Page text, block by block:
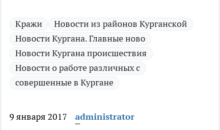
Кражи
Новости из районов Курганской
Новости Кургана. Главные ново
Новости Кургана происшествия
Новости о работе различных с
совершенные в Кургане
9 января 2017 administrator